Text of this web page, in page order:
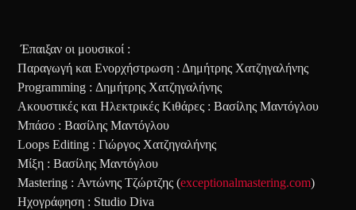
Έπαιξαν οι μουσικοί :
Παραγωγή και Ενορχήστρωση : Δημήτρης Χατζηγαλήνης
Programming : Δημήτρης Χατζηγαλήνης
Ακουστικές και Ηλεκτρικές Κιθάρες : Βασίλης Μαντόγλου
Μπάσο : Βασίλης Μαντόγλου
Loops Editing : Γιώργος Χατζηγαλήνης
Μίξη : Βασίλης Μαντόγλου
Mastering : Αντώνης Τζώρτζης (exceptionalmastering.com)
Ηχογράφηση : Studio Diva